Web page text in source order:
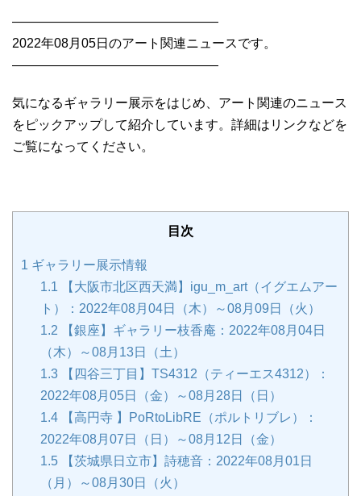
————————————————
2022年08月05日のアート関連ニュースです。
————————————————
気になるギャラリー展示をはじめ、アート関連のニュース
をピックアップして紹介しています。詳細はリンクなどを
ご覧になってください。
目次
1 ギャラリー展示情報
1.1 【大阪市北区西天満】igu_m_art（イグエムアー
ト）：2022年08月04日（木）～08月09日（火）
1.2 【銀座】ギャラリー枝香庵：2022年08月04日
（木）～08月13日（土）
1.3 【四谷三丁目】TS4312（ティーエス4312）：
2022年08月05日（金）～08月28日（日）
1.4 【高円寺 】PoRtoLibRE（ポルトリブレ）：
2022年08月07日（日）～08月12日（金）
1.5 【茨城県日立市】詩穂音：2022年08月01日
（月）～08月30日（火）